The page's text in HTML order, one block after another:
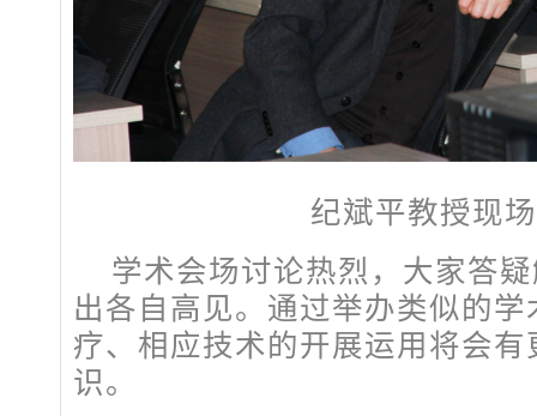
纪斌平教授现
学术会场讨论热烈，大家答
出各自高见。通过举办类似的
疗、相应技术的开展运用将会
识。